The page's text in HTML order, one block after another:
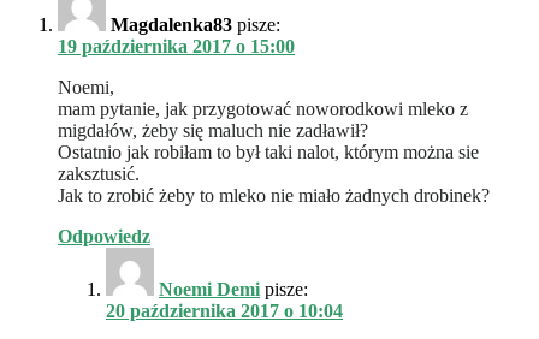
Magdalenka83 pisze:
19 października 2017 o 15:00
Noemi,
mam pytanie, jak przygotować noworodkowi mleko z
migdałów, żeby się maluch nie zadławił?
Ostatnio jak robiłam to był taki nalot, którym można sie
zaksztusić.
Jak to zrobić żeby to mleko nie miało żadnych drobinek?
Odpowiedz
Noemi Demi pisze:
20 października 2017 o 10:04